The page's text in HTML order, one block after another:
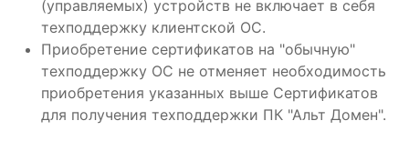
(управляемых) устройств не включает в себя
техподдержку клиентской ОС.
Приобретение сертификатов на "обычную"
техподдержку ОС не отменяет необходимость
приобретения указанных выше Сертификатов
для получения техподдержки ПК "Альт Домен".